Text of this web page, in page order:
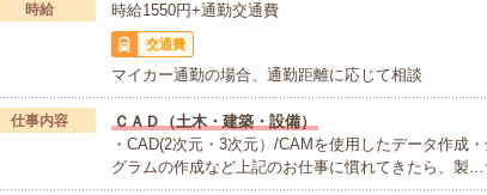
時給 時給1550円+通勤交通費
交通費
マイカー通勤の場合、通勤距離に応じて相談
仕事内容
ＣＡＤ（土木・建築・設備）
・CAD(2次元・3次元）/CAMを使用したデータ作成
グラムの作成など上記のお仕事に慣れてきたら、製…